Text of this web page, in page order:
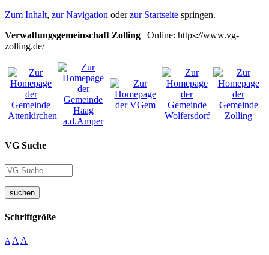
Zum Inhalt, zur Navigation oderzur Startseite springen.
Verwaltungsgemeinschaft Zolling | Online: https://www.vg-
zolling.de/
VG Suche
suchen
Schriftgröße
A A A